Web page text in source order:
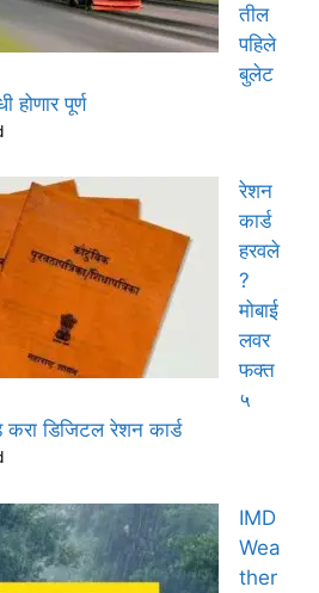
तील
पहिले
बुलेट
पूर्ण
रेशन
कार्ड
हरवले
?
मोबाई
लवर
फक्त
५
करा डिजिटल रेशन कार्ड
IMD
Wea
ther